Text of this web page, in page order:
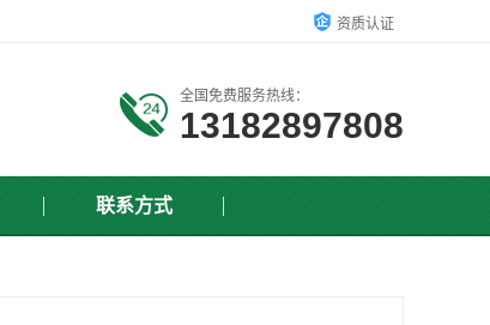
资质认证
全国免费服务热线：
13182897808
联系方式